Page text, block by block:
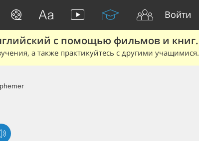
Войти
с помощью фильмов и книг.
а также практикуйтесь с другими учащимися.